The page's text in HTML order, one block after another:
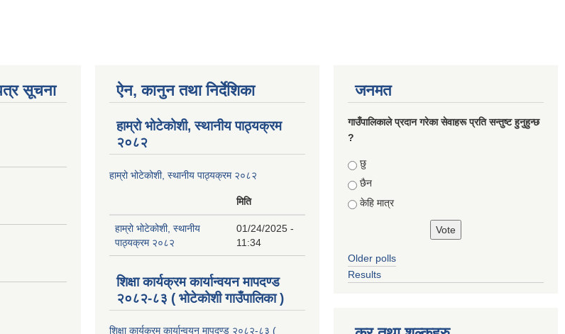
सूचना ऐन, कानुन तथा निर्देशिका
हाम्रो भोटेकोशी, स्थानीय पाठ्यक्रम
२०८२
हाम्रो भोटेकोशी, स्थानीय पाठ्यक्रम २०८२
मिति
हाम्रो भोटेकोशी, स्थानीय
पाठ्यक्रम २०८२
01/24/2025 -
11:34
शिक्षा कार्यक्रम कार्यान्वयन मापदण्ड
२०८२-८३ ( भोटेकोशी गाउँपालिका )
शिक्षा कार्यक्रम कार्यान्वयन मापदण्ड २०८२-८३ (
जनमत
गाउँपालिकाले प्रदान गरेका सेवाहरू प्रति सन्तुष्ट हुनुहुन्छ
?
Choices
छु
छैन
केहि मात्र
Older polls
Results